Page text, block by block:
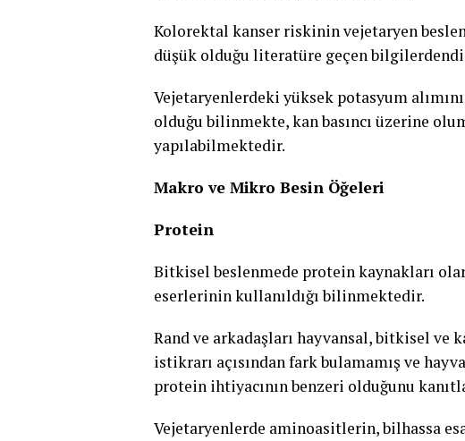
Kolorektal kanser riskinin vejetaryen
düşük olduğu literatüre geçen
Vejetaryenlerdeki yüksek potasyum
olduğu bilinmekte, kan basıncı üzerine
yapılabilmektedir.
Makro ve Mikro Besin Öğeleri
Protein
Bitkisel beslenmede protein kaynakları
eserlerinin kullanıldığı bilinmektedir.
Rand ve arkadaşları hayvansal, bitkisel
istikrarı açısından fark bulamamış ve
protein ihtiyacının benzeri olduğunu
Vejetaryenlerde aminoasitlerin, bilhassa